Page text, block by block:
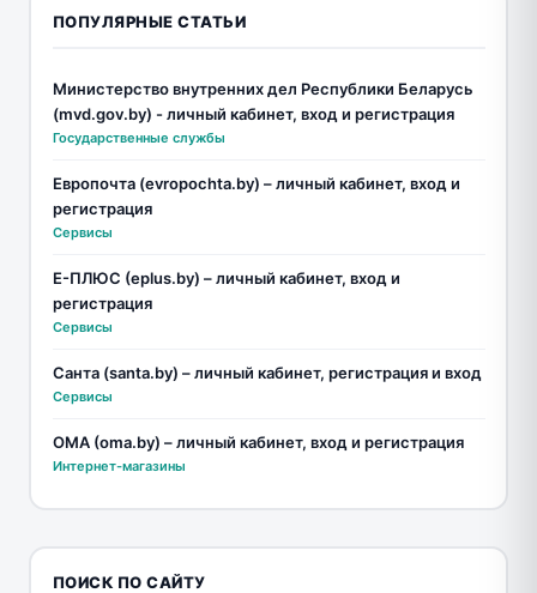
ПОПУЛЯРНЫЕ СТАТЬИ
Министерство внутренних дел Республики Беларусь
(mvd.gov.by) - личный кабинет, вход и регистрация
Государственные службы
Европочта (evropochta.by) – личный кабинет, вход и
регистрация
Сервисы
Е-ПЛЮС (eplus.by) – личный кабинет, вход и
регистрация
Сервисы
Санта (santa.by) – личный кабинет, регистрация и вход
Сервисы
ОМА (oma.by) – личный кабинет, вход и регистрация
Интернет-магазины
ПОИСК ПО САЙТУ